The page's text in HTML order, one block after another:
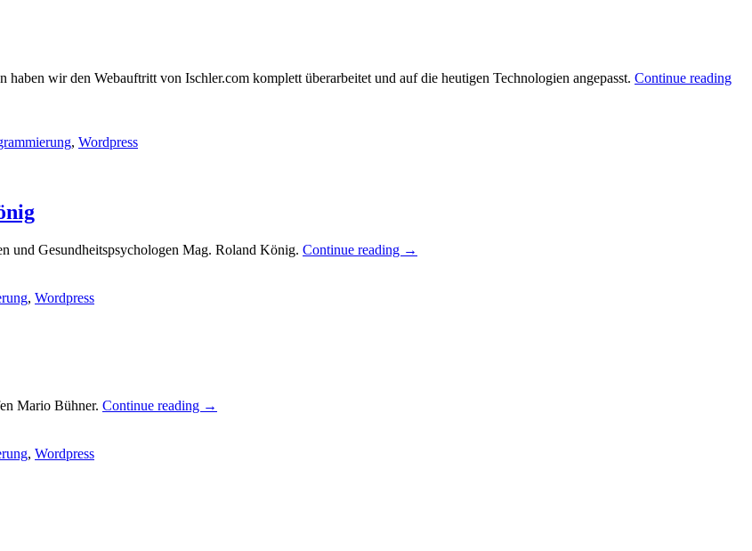
wir den Webauftritt von Ischler.com komplett überarbeitet und auf die heutigen Technologien angepasst. Continue reading
, Wordpress
und Gesundheitspsychologen Mag. Roland König. Continue reading →
, Wordpress
Mario Bühner. Continue reading →
, Wordpress